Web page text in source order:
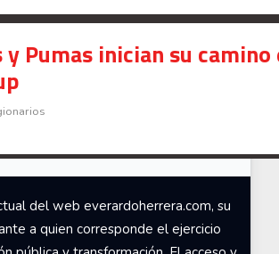
y Pumas inician su camino
del web everardoherrera.com, su
a quien corresponde el ejercicio